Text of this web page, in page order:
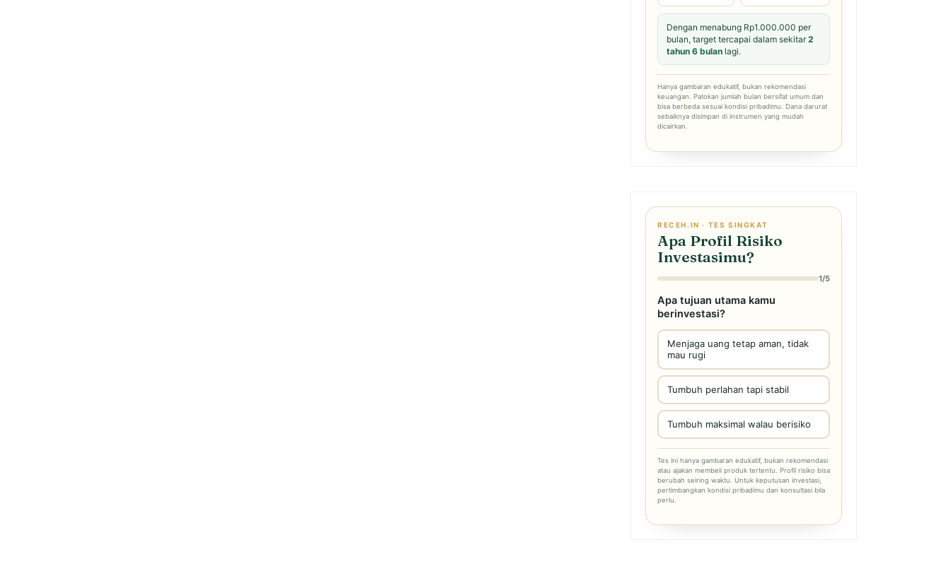
Dengan menabung Rp1.000.000 per
bulan, target tercapai dalam sekitar2
tahun 6 bulan lagi.
Hanya gambaran edukatif, bukan rekomendasi
keuangan. Patokan jumlah bulan bersifat umum dan
bisa berbeda sesuai kondisi pribadimu. Dana darurat
sebaiknya disimpan di instrumen yang mudah
dicairkan.
RECEH.IN · TES SINGKAT
Apa Profil Risiko
Investasimu?
1/5
Apa tujuan utama kamu
berinvestasi?
Menjaga uang tetap aman, tidak
mau rugi
Tumbuh perlahan tapi stabil
Tumbuh maksimal walau berisiko
Tes ini hanya gambaran edukatif, bukan rekomendasi
atau ajakan membeli produk tertentu. Profil risiko bisa
berubah seiring waktu. Untuk keputusan investasi,
pertimbangkan kondisi pribadimu dan konsultasi bila
perlu.